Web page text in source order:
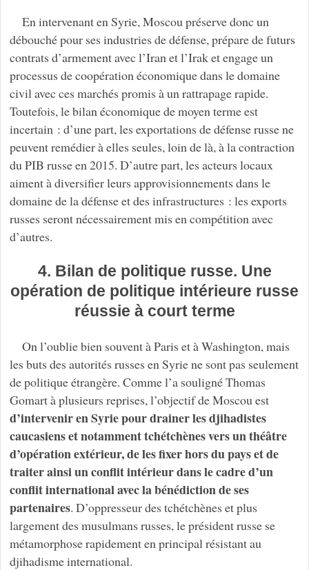
En intervenant en Syrie, Moscou préserve donc un
débouché pour ses industries de défense, prépare de futurs
contrats d’armement avec l’Iran et l’Irak et engage un
processus de coopération économique dans le domaine
civil avec ces marchés promis à un rattrapage rapide.
Toutefois, le bilan économique de moyen terme est
incertain : d’une part, les exportations de défense russe ne
peuvent remédier à elles seules, loin de là, à la contraction
du PIB russe en 2015. D’autre part, les acteurs locaux
aiment à diversifier leurs approvisionnements dans le
domaine de la défense et des infrastructures : les exports
russes seront nécessairement mis en compétition avec
d’autres.
4. Bilan de politique russe. Une
opération de politique intérieure russe
réussie à court terme
On l’oublie bien souvent à Paris et à Washington, mais
les buts des autorités russes en Syrie ne sont pas seulement
de politique étrangère. Comme l’a souligné Thomas
Gomart à plusieurs reprises, l’objectif de Moscou est
d’intervenir en Syrie pour drainer les djihadistes
caucasiens et notamment tchétchènes vers un théâtre
d’opération extérieur, de les fixer hors du pays et de
traiter ainsi un conflit intérieur dans le cadre d’un
conflit international avec la bénédiction de ses
partenaires. D’oppresseur des tchétchènes et plus
largement des musulmans russes, le président russe se
métamorphose rapidement en principal résistant au
djihadisme international.